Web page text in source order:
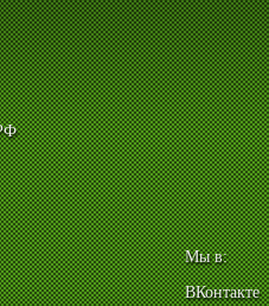
Мы в:
ВКонтакте